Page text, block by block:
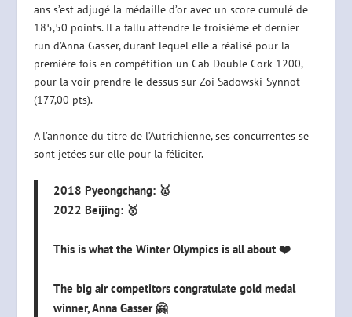
ans s’est adjugé la médaille d’or avec un score cumulé de
185,50 points. Il a fallu attendre le troisième et dernier
run d’Anna Gasser, durant lequel elle a réalisé pour la
première fois en compétition un Cab Double Cork 1200,
pour la voir prendre le dessus sur Zoi Sadowski-Synnot
(177,00 pts).
A l’annonce du titre de l’Autrichienne, ses concurrentes se
sont jetées sur elle pour la féliciter.
2018 Pyeongchang: 🥇
2022 Beijing: 🥇
This is what the Winter Olympics is all about ❤️
The big air competitors congratulate gold medal
winner, Anna Gasser 🤗